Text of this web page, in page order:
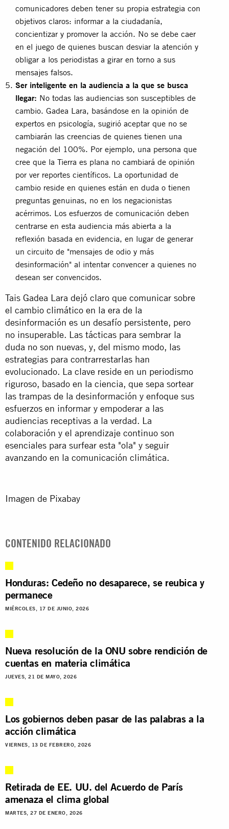
comunicadores deben tener su propia estrategia con
objetivos claros: informar a la ciudadanía,
concientizar y promover la acción. No se debe caer
en el juego de quienes buscan desviar la atención y
obligar a los periodistas a girar en torno a sus
mensajes falsos.
Ser inteligente en la audiencia a la que se busca
llegar: No todas las audiencias son susceptibles de
cambio. Gadea Lara, basándose en la opinión de
expertos en psicología, sugirió aceptar que no se
cambiarán las creencias de quienes tienen una
negación del 100%. Por ejemplo, una persona que
cree que la Tierra es plana no cambiará de opinión
por ver reportes científicos. La oportunidad de
cambio reside en quienes están en duda o tienen
preguntas genuinas, no en los negacionistas
acérrimos. Los esfuerzos de comunicación deben
centrarse en esta audiencia más abierta a la
reflexión basada en evidencia, en lugar de generar
un circuito de "mensajes de odio y más
desinformación" al intentar convencer a quienes no
desean ser convencidos.
Tais Gadea Lara dejó claro que comunicar sobre
el cambio climático en la era de la
desinformación es un desafío persistente, pero
no insuperable. Las tácticas para sembrar la
duda no son nuevas, y, del mismo modo, las
estrategias para contrarrestarlas han
evolucionado. La clave reside en un periodismo
riguroso, basado en la ciencia, que sepa sortear
las trampas de la desinformación y enfoque sus
esfuerzos en informar y empoderar a las
audiencias receptivas a la verdad. La
colaboración y el aprendizaje continuo son
esenciales para surfear esta "ola" y seguir
avanzando en la comunicación climática.
Imagen de Pixabay
CONTENIDO RELACIONADO
Honduras: Cedeño no desaparece, se reubica y
permanece
MIÉRCOLES, 17 DE JUNIO, 2026
Nueva resolución de la ONU sobre rendición de
cuentas en materia climática
JUEVES, 21 DE MAYO, 2026
Los gobiernos deben pasar de las palabras a la
acción climática
VIERNES, 13 DE FEBRERO, 2026
Retirada de EE. UU. del Acuerdo de París
amenaza el clima global
MARTES, 27 DE ENERO, 2026